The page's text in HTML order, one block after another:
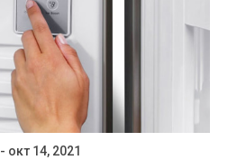
- окт 14, 2021